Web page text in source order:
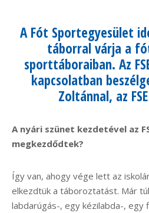
A Fót Sportegyesület
táborral várja a
sporttáboraiban. Az
kapcsolatban
Zoltánnal, az
A nyári szünet kezdetével az
megkezdődtek?
Így van, ahogy vége lett az
elkezdtük a táboroztatást. Már
labdarúgás-, egy kézilabda-, egy